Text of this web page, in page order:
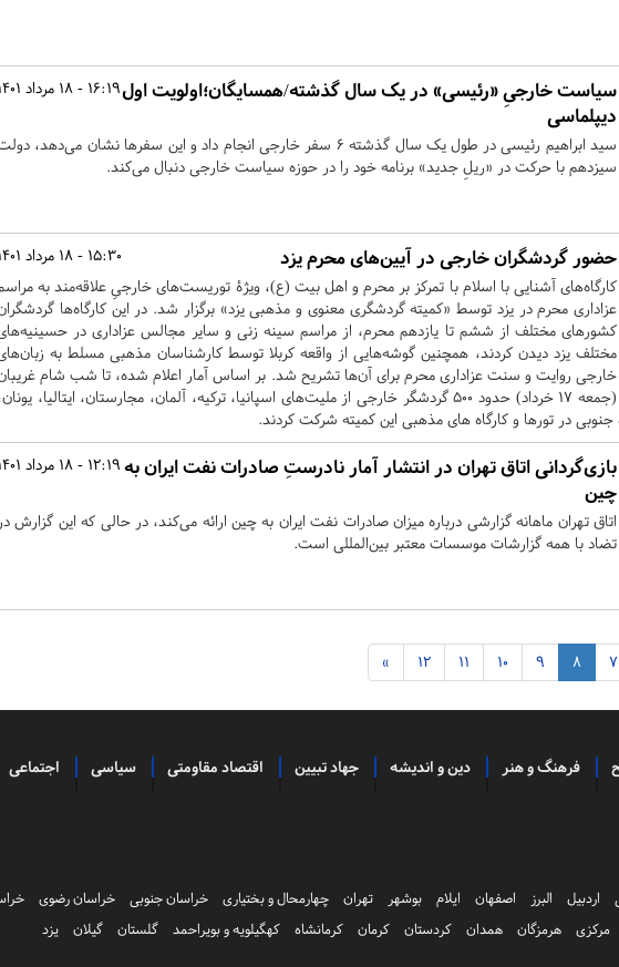
16:19 - 18 مرداد 1401سیاست خارجیِ «رئیسی» در یک سال گذشته/همسایگان؛اولویت اول
دیپلماسی
سید ابراهیم رئیسی در طول یک سال گذشته ۶ سفر خارجی انجام داد و این سفرها نشان می‌دهد،
سیزدهم با حرکت در «ریلِ جدید» برنامه خود را در حوزه سیاست خارجی دنبال می‌کند.
15:30 - 18 مرداد 1401 حضور گردشگران خارجی در آیین‌های محرم یزد
کارگاه‌های آشنایی با اسلام با تمرکز بر محرم و اهل بیت (ع)، ویژۀ توریست‌های خارجیِ علاقه‌مند به
عزاداری محرم در یزد توسط «کمیته گردشگری معنوی و مذهبی یزد» برگزار شد. در این کارگاه‌ها
کشورهای مختلف از ششم تا یازدهم محرم، از مراسم سینه زنی و سایر مجالس عزاداری در
مختلف یزد دیدن کردند، همچنین گوشه‌هایی از واقعه کربلا توسط کارشناسان مذهبی مسلط به
خارجی روایت و سنت عزاداری محرم برای آن‌ها تشریح شد. بر اساس آمار اعلام شده، تا شب شام
(جمعه 17 خرداد) حدود ۵۰۰ گردشگر خارجی از ملیت‌های اسپانیا، ترکیه، آلمان، مجارستان، ایتالیا،
در تورها و کارگاه‌ های مذهبی این کمیته شرکت کردند.
12:19 - 18 مرداد 1401 بازی‌گردانی اتاق تهران در انتشار آمار نادرست‌ِ صادرات نفت ایران به
چین
اتاق تهران ماهانه گزارشی درباره میزان صادرات نفت ایران به چین ارائه می‌کند، در حالی که این گزارش در
تضاد با همه گزارشات موسسات معتبر بین‌المللی است.
7
8
9
10
11
12
»
فرهنگ و هنر دین و اندیشه جهاد تبیین اقتصاد مقاومتی سیاسی اجتماعی
اردبیل البرز اصفهان ایلام بوشهر تهران چهارمحال و بختیاری خراسان جنوبی خراسان رضوی
مرکزی هرمزگان همدان کردستان کرمان کرمانشاه کهگیلویه و بویراحمد گلستان گیلان یزد